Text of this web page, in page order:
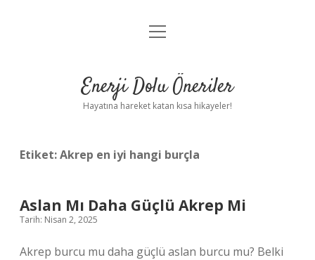
Anasayfa
Yasal Uyarı
menüyü
Enerji Dolu Öneriler
Hayatına hareket katan kısa hikayeler!
Etiket:Akrep en iyi hangi burçla
Aslan Mı Daha Güçlü Akrep Mi
Tarih: Nisan 2, 2025
Akrep burcu mu daha güçlü aslan burcu mu? Belki